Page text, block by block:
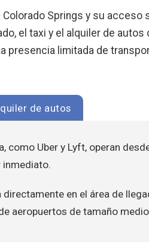
Springs y su acceso
el taxi y el alquiler de
presencia limitada de
de autos
como Uber y Lyft, operan
inmediato.
en el área de
aeropuertos de tamaño